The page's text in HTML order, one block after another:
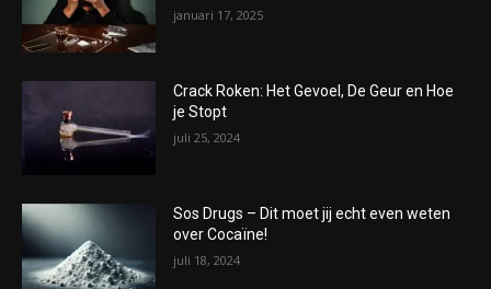
januari 17, 2025
Crack Roken: Het Gevoel, De Geur en Hoe
je Stopt
juli 25, 2024
Sos Drugs – Dit moet jij echt even weten
over Cocaïne!
juli 18, 2024